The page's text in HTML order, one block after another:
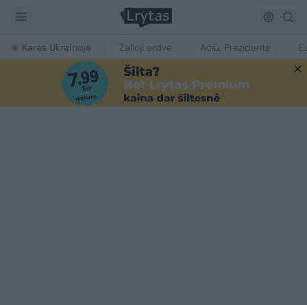
Karas Ukrainoje Žalioji erdvė Ačiū, Prezidente